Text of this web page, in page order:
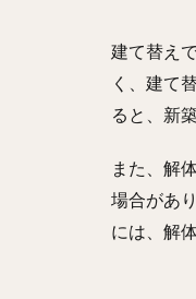
建て替え
く、建て
ると、新
また、解
場合があ
には、解